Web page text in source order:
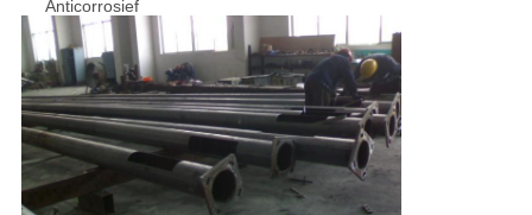
Anticorrosief